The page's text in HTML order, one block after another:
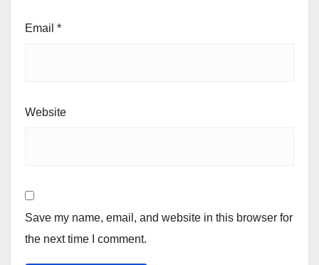
Email *
Website
Save my name, email, and website in this browser for
the next time I comment.